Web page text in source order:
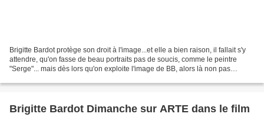
Brigitte Bardot protège son droit à l'image...et elle a bien raison, il fallait s'y
attendre, qu'on fasse de beau portraits pas de soucis, comme le peintre
"Serge"... mais dès lors qu'on exploite l'image de BB, alors là non pas
Brigitte Bardot Dimanche sur ARTE dans le film